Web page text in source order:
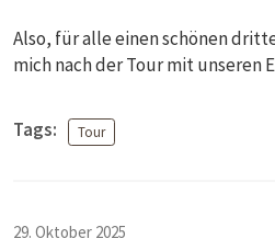
Also, für alle einen schönen
mich nach der Tour mit unseren
Tags: Tour
29. Oktober 2025